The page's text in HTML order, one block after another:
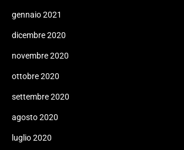
gennaio 2021
dicembre 2020
novembre 2020
ottobre 2020
settembre 2020
agosto 2020
luglio 2020